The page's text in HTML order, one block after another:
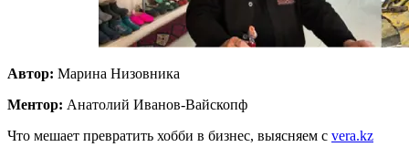
Автор: Марина Низовника
Ментор: Анатолий Иванов-Вайскопф
Что мешает превратить хобби в бизнес, выясняем с vera.kz